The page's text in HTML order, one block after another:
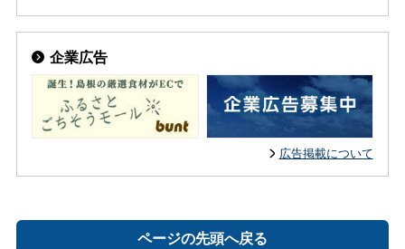
企業広告
広告掲載について
ページの先頭へ戻る